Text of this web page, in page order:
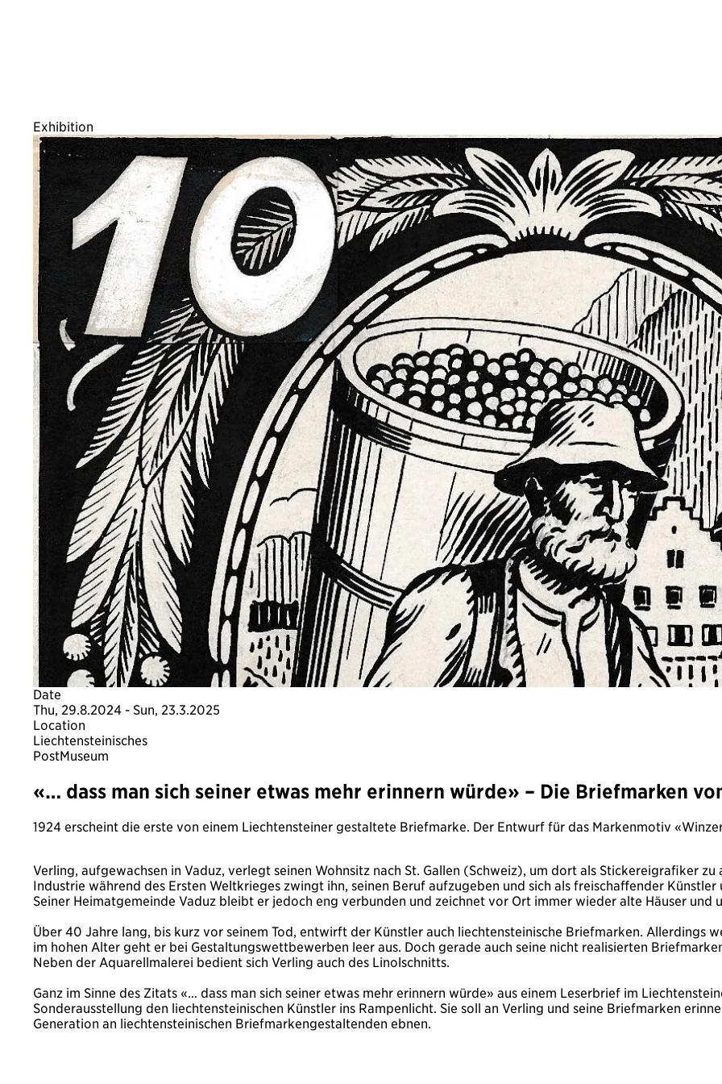
Exhibition
Date
Thu, 29.8.2024 - Sun, 23.3.2025
Location
Liechtensteinisches
PostMuseum
«… dass man sich seiner etwas mehr erinnern würde» – Die Briefmarken
1924 erscheint die erste von einem Liechtensteiner gestaltete Briefmarke. Der Entwurf für das Markenmotiv
Verling, aufgewachsen in Vaduz, verlegt seinen Wohnsitz nach St. Gallen (Schweiz), um dort als Stickereigrafiker
Industrie während des Ersten Weltkrieges zwingt ihn, seinen Beruf aufzugeben und sich als freischaffender
Seiner Heimatgemeinde Vaduz bleibt er jedoch eng verbunden und zeichnet vor Ort immer wieder alte Häuser und
Über 40 Jahre lang, bis kurz vor seinem Tod, entwirft der Künstler auch liechtensteinische Briefmarken. Allerdings
im hohen Alter geht er bei Gestaltungswettbewerben leer aus. Doch gerade auch seine nicht realisierten
Neben der Aquarellmalerei bedient sich Verling auch des Linolschnitts.
Ganz im Sinne des Zitats «… dass man sich seiner etwas mehr erinnern würde» aus einem Leserbrief im
Sonderausstellung den liechtensteinischen Künstler ins Rampenlicht. Sie soll an Verling und seine Briefmarken
Generation an liechtensteinischen Briefmarkengestaltenden ebnen.